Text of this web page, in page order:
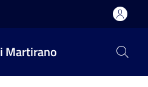
Martirano